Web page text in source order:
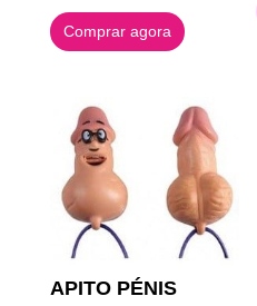
Comprar agora
APITO PÉNIS